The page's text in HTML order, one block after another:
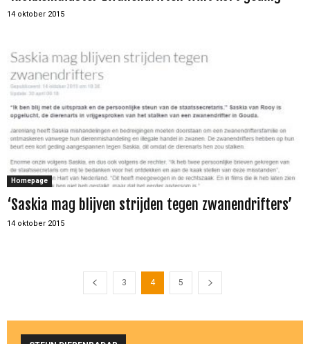
14 oktober 2015
Homepage
‘Saskia mag blijven strijden tegen zwanendrifters’
14 oktober 2015
3 4 5